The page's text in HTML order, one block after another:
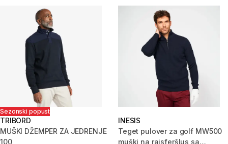
Sezonski popust
TRIBORD
MUŠKI DŽEMPER ZA JEDRENJE
100
INESIS
Teget pulover za golf MW500
muški na rajsferšlus sa